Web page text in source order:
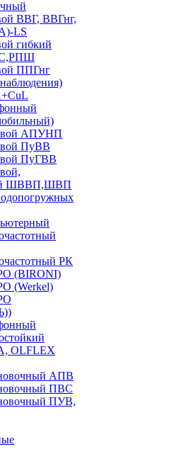
ВВГ, ВВГнг,
LS
гибкий
ППГнг
АПУНП
ПуВВ
ПуГВВ
ШВВП,ШВП
РК
(BIRONI)
(Werkel)
OLFLEX
АПВ
ПВС
ПУВ,